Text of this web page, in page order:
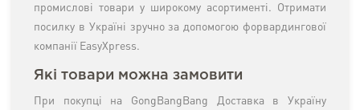
промислові товари у широкому асортименті. Отримати
посилку в Україні зручно за допомогою форвардингової
компанії EasyXpress.
Які товари можна замовити
При покупці на GongBangBang Доставка в Україну